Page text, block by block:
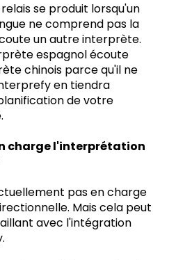
se produit lorsqu'un
ne comprend pas la
un autre interprète.
espagnol écoute
chinois parce qu'il ne
en tiendra
de votre
charge l'interprétation
pas en charge
Mais cela peut
avec l'intégration